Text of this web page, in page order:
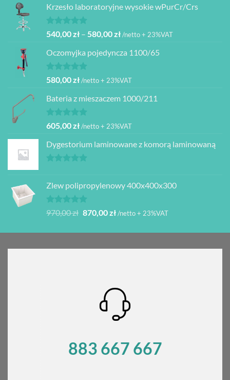
wynosiła:
480,00 zł.
wynosi:
Krzesło laboratoryjne wysokie wPurCr/Crs
Oceniono
na 5
540,00zł – 580,00złZakres
od
do
/netto + 23%VAT
Oczomyjka pojedyncza 1100/65
Oceniono
na 5
580,00zł/netto + 23%VAT
Bateria z mieszaczem 1000/211
Oceniono
na 5
605,00zł/netto + 23%VAT
Dygestorium laminowane z komorą laminowaną
Zlew polipropylenowy 400x400x300
Oceniono
na 5
970,00zł Pierwotna
wynosiła:
870,00złAktualna
wynosi:
/netto + 23%VAT
883 667 667